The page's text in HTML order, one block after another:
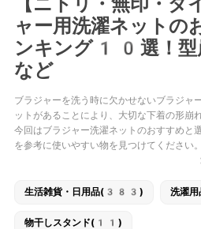
ャー用洗濯ネットの
ンキング10選！型
など
ブラジャーを洗う時に欠かせないブラジャ
ットがあることにより、大切な下着の形崩
今回はブラジャー洗濯ネットのおすすめと
を参考に使いやすい物を見つけてください。
生活雑貨・日用品(383) 洗濯
物干しスタンド(11)